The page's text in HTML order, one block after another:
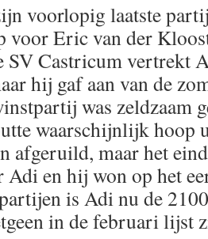
voorlopig laatste
voor Eric van der
SV Castricum vertrekt
hij gaf aan van de
was zeldzaam
waarschijnlijk hoop
afgeruild, maar het
Adi en hij won op het
is Adi nu de
in de februari lijst